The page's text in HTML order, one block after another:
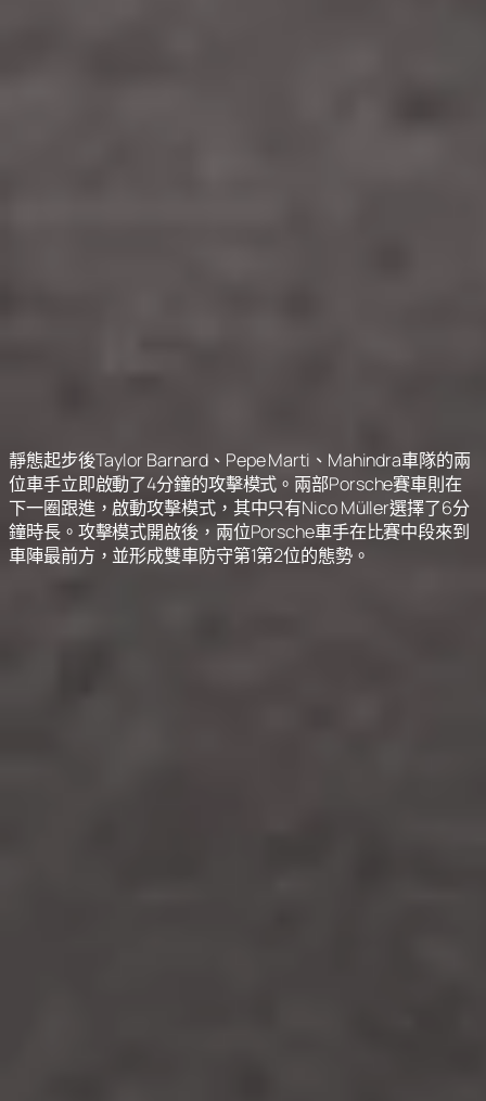
靜態起步後Taylor Barnard、Pepe Marti、Mahindra車隊的兩
位車手立即啟動了4分鐘的攻擊模式。兩部Porsche賽車則在
下一圈跟進，啟動攻擊模式，其中只有Nico Müller選擇了6分
鐘時長。攻擊模式開啟後，兩位Porsche車手在比賽中段來到
車陣最前方，並形成雙車防守第1第2位的態勢。